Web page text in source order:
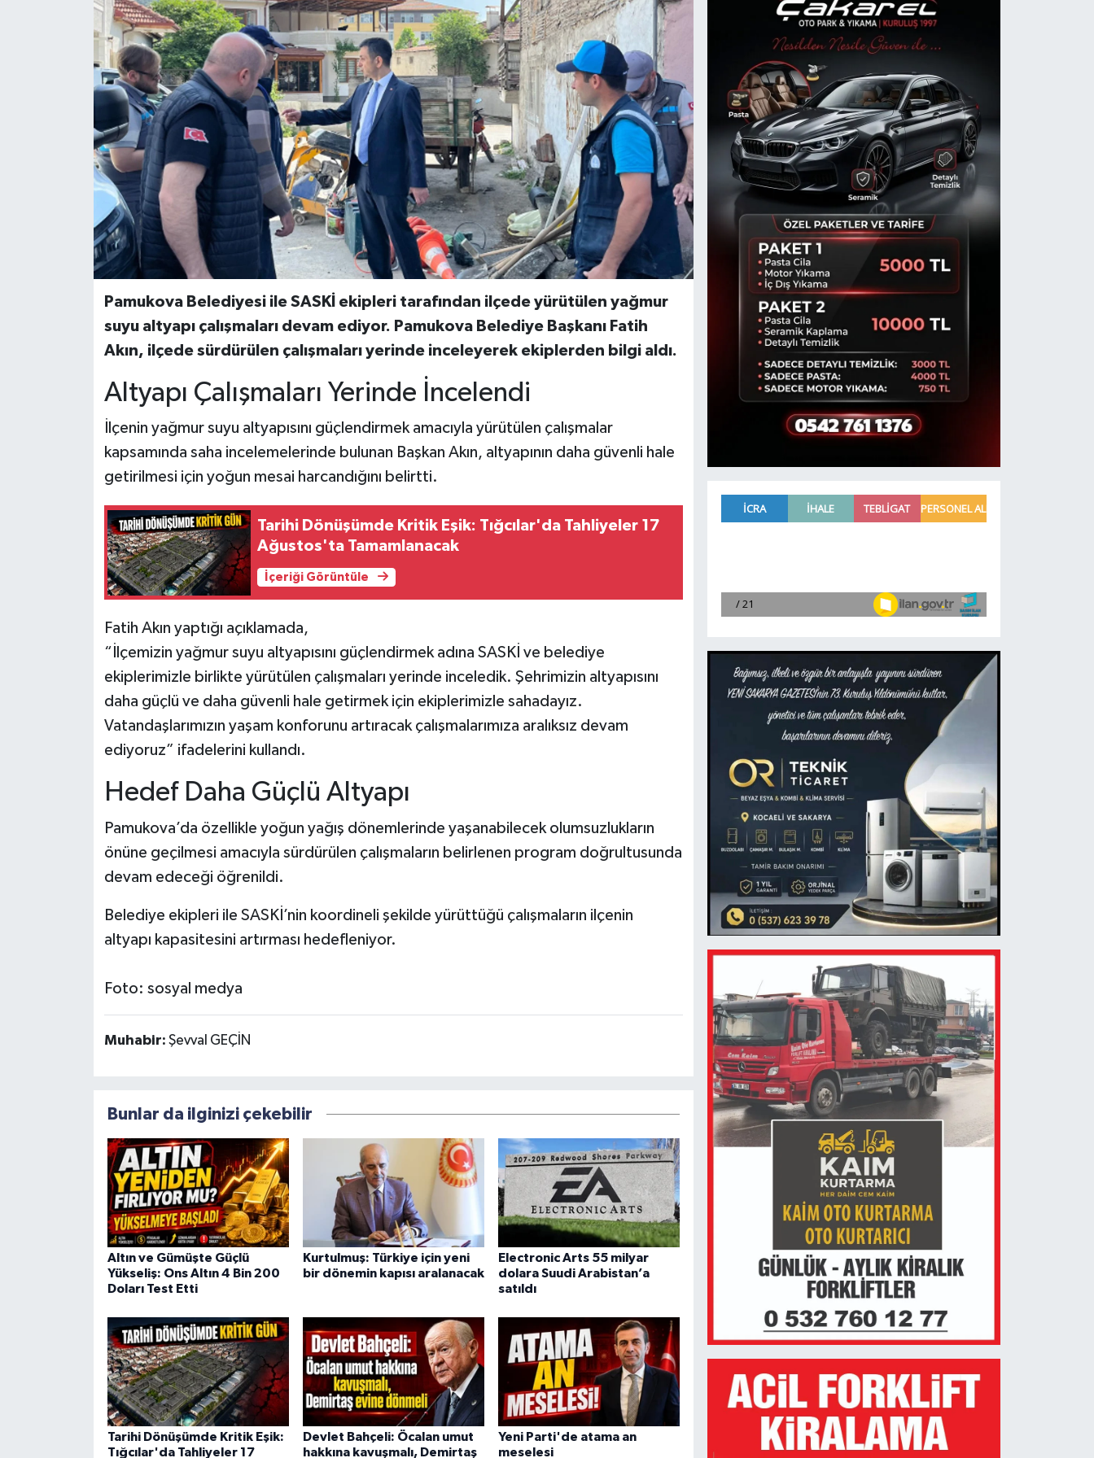
Pamukova Belediyesi ile SASKİ ekipleri tarafından ilçede yürütülen yağmur
suyu altyapı çalışmaları devam ediyor. Pamukova Belediye Başkanı Fatih
Akın, ilçede sürdürülen çalışmaları yerinde inceleyerek ekiplerden bilgi aldı.
Altyapı Çalışmaları Yerinde İncelendi
İlçenin yağmur suyu altyapısını güçlendirmek amacıyla yürütülen çalışmalar
kapsamında saha incelemelerinde bulunan Başkan Akın, altyapının daha güvenli hale
getirilmesi için yoğun mesai harcandığını belirtti.
Tarihi Dönüşümde Kritik Eşik: Tığcılar'da Tahliyeler 17
Ağustos'ta Tamamlanacak
İçeriği Görüntüle
Fatih Akın yaptığı açıklamada,
“İlçemizin yağmur suyu altyapısını güçlendirmek adına SASKİ ve belediye
ekiplerimizle birlikte yürütülen çalışmaları yerinde inceledik. Şehrimizin altyapısını
daha güçlü ve daha güvenli hale getirmek için ekiplerimizle sahadayız.
Vatandaşlarımızın yaşam konforunu artıracak çalışmalarımıza aralıksız devam
ediyoruz” ifadelerini kullandı.
Hedef Daha Güçlü Altyapı
Pamukova’da özellikle yoğun yağış dönemlerinde yaşanabilecek olumsuzlukların
önüne geçilmesi amacıyla sürdürülen çalışmaların belirlenen program doğrultusunda
devam edeceği öğrenildi.
Belediye ekipleri ile SASKİ’nin koordineli şekilde yürüttüğü çalışmaların ilçenin
altyapı kapasitesini artırması hedefleniyor.
Foto: sosyal medya
Muhabir: Şevval GEÇİN
Bunlar da ilginizi çekebilir
Altın ve Gümüşte Güçlü
Yükseliş: Ons Altın 4 Bin 200
Doları Test Etti
Kurtulmuş: Türkiye için yeni
bir dönemin kapısı aralanacak
Electronic Arts 55 milyar
dolara Suudi Arabistan’a
satıldı
Tarihi Dönüşümde Kritik Eşik:
Tığcılar'da Tahliyeler 17
Devlet Bahçeli: Öcalan umut
hakkına kavuşmalı, Demirtaş
Yeni Parti'de atama an
meselesi